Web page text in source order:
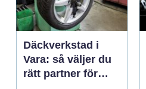
Däckverkstad i
Vara: så väljer du
rätt partner för